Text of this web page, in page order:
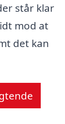
står klar
mod at
det kan